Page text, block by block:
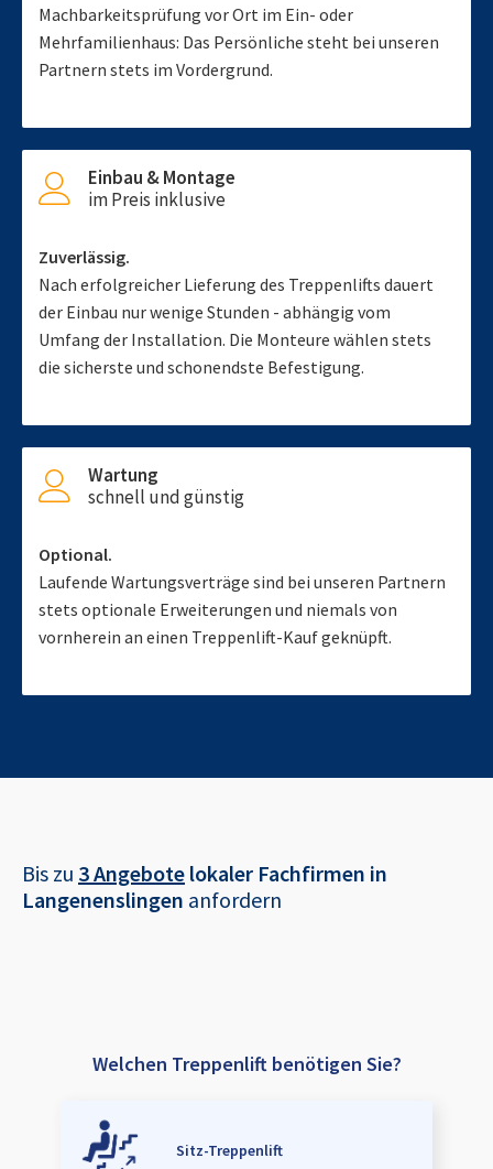
Machbarkeitsprüfung vor Ort im Ein- oder
Mehrfamilienhaus: Das Persönliche steht bei unseren
Partnern stets im Vordergrund.
Einbau & Montage
im Preis inklusive
Zuverlässig.
Nach erfolgreicher Lieferung des Treppenlifts dauert
der Einbau nur wenige Stunden - abhängig vom
Umfang der Installation. Die Monteure wählen stets
die sicherste und schonendste Befestigung.
Wartung
schnell und günstig
Optional.
Laufende Wartungsverträge sind bei unseren Partnern
stets optionale Erweiterungen und niemals von
vornherein an einen Treppenlift-Kauf geknüpft.
Bis zu 3 Angebote lokaler Fachfirmen in
Langenenslingen anfordern
Welchen Treppenlift benötigen Sie?
Sitz-Treppenlift